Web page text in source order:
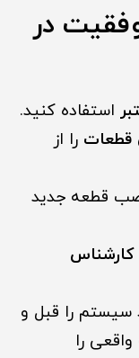
در
استفاده کنید.
را از
قطعه جدید
کارشناس
سیستم را قبل و
واقعی را